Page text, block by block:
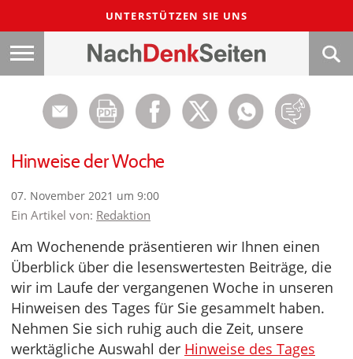
UNTERSTÜTZEN SIE UNS
Hinweise der Woche
07. November 2021 um 9:00
Ein Artikel von: Redaktion
Am Wochenende präsentieren wir Ihnen einen
Überblick über die lesenswertesten Beiträge, die
wir im Laufe der vergangenen Woche in unseren
Hinweisen des Tages für Sie gesammelt haben.
Nehmen Sie sich ruhig auch die Zeit, unsere
werktägliche Auswahl der Hinweise des Tages